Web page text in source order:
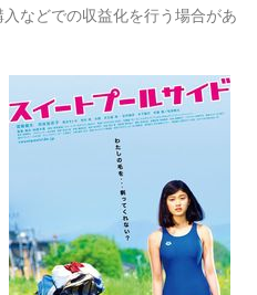
などでの収益化を行う場合があ